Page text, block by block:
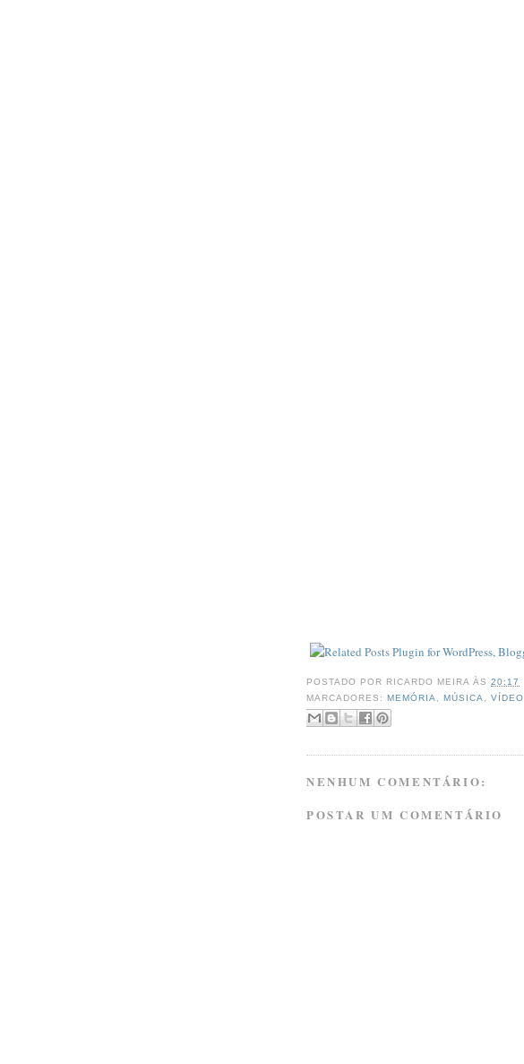
POSTADO POR RICARDO MEIRA ÀS20:17
MARCADORES:MEMÓRIA ,MÚSICA ,VÍDEO
NENHUM COMENTÁRIO:
POSTAR UM COMENTÁRIO